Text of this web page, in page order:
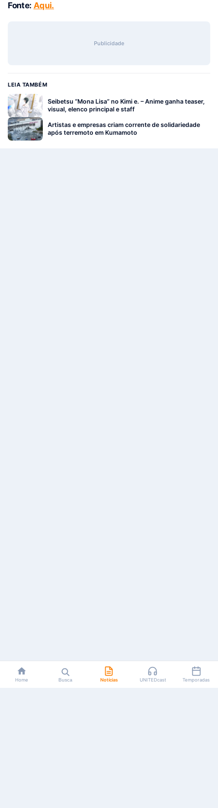
Fonte: Aqui.
Publicidade
LEIA TAMBÉM
Seibetsu “Mona Lisa” no Kimi e. – Anime ganha teaser,
visual, elenco principal e staff
Artistas e empresas criam corrente de solidariedade
após terremoto em Kumamoto
Home Busca Notícias UNITEDcast Temporadas